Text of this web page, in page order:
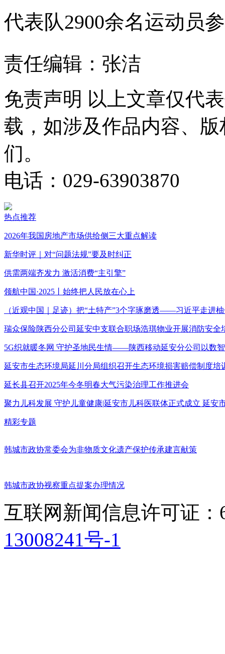
代表队2900余名运动员
责任编辑：张洁
免责声明 以上文章仅代
载，如涉及作品内容、
们。
电话：029-63903870
热点推荐
2026年我国房地产市场供给侧三大重点解读
新华时评｜对“问题法规”要及时纠正
供需两端齐发力 激活消费“主引擎”
领航中国·2025丨始终把人民放在心上
（近观中国｜足迹）把“土特产”3个字琢磨透——习近平走进
瑞众保险陕西分公司延安中支联合职场浩琪物业开展消防安全
5G织就暖冬网 守护圣地民生情——陕西移动延安分公司以数
延安市生态环境局延川分局组织召开生态环境损害赔偿制度培
延长县召开2025年今冬明春大气污染治理工作推进会
聚力儿科发展 守护儿童健康|延安市儿科医联体正式成立 延安
精彩专题
韩城市政协常委会为非物质文化遗产保护传承建言献策
韩城市政协视察重点提案办理情况
互联网新闻信息许可证：
13008241号-1